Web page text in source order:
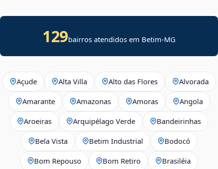
129bairros atendidos em Betim-MG
Açude Alta Villa Alto das Flores Alvorada
Amarante Amazonas Amoras Angola
Aroeiras Arquipélago Verde Bandeirinhas
Bela Vista Betim Industrial Bodocó
Bom Repouso Bom Retiro Brasiléia